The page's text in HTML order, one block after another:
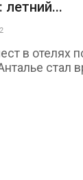
летний...
2
в отелях
стал